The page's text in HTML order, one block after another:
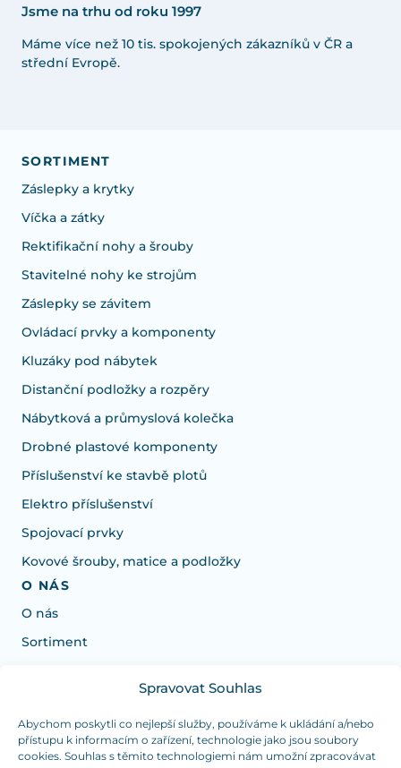
Spravovat Souhlas
Abychom poskytli co nejlepší služby, používáme k ukládání a/nebo
přístupu k informacím o zařízení, technologie jako jsou soubory
cookies. Souhlas s těmito technologiemi nám umožní zpracovávat
Jsme na trhu od roku 1997
Máme více než 10 tis. spokojených zákazníků v ČR a
střední Evropě.
SORTIMENT
Záslepky a krytky
Víčka a zátky
Rektifikační nohy a šrouby
Stavitelné nohy ke strojům
Záslepky se závitem
Ovládací prvky a komponenty
Kluzáky pod nábytek
Distanční podložky a rozpěry
Nábytková a průmyslová kolečka
Drobné plastové komponenty
Příslušenství ke stavbě plotů
Elektro příslušenství
Spojovací prvky
Kovové šrouby, matice a podložky
O NÁS
O nás
Sortiment
Potřebujete poradit s výběrem?
Jsme tu pro vás Pondělí-Čtvrtek od: 7:30 - 15:30 hodin
a Pátek od 7:30 - 14:30 hodin